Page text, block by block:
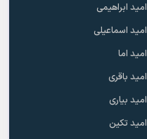
امید ابراهیمی
امید اسماعیلی
امید اما
امید باقری
امید بیاری
امید تکین